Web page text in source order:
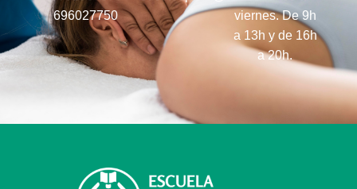
696027750
viernes. De 9h
a 13h y de 16h
a 20h.